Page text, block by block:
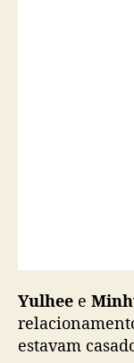
Yulhee e
estavam